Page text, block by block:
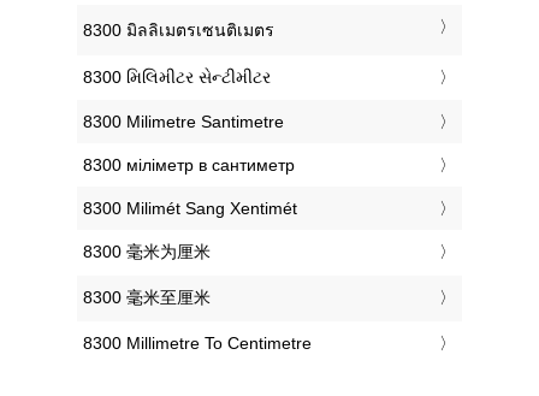
‎8300 มิลลิเมตรเซนติเมตร
‎8300 મિલિમીટર સેન્ટીમીટર
‎8300 Milimetre Santimetre
‎8300 міліметр в сантиметр
‎8300 Milimét Sang Xentimét
‎8300 毫米为厘米
‎8300 毫米至厘米
‎8300 Millimetre To Centimetre